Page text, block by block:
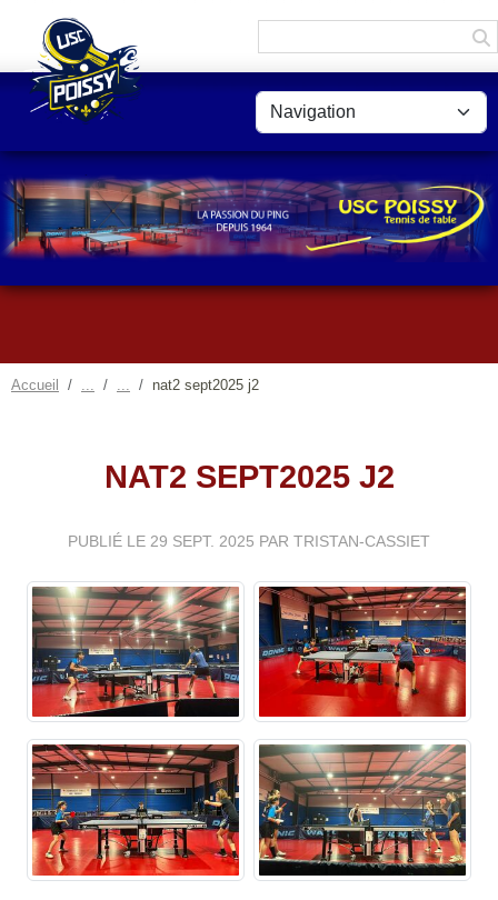
Accueil nat2 sept2025 j2
NAT2 SEPT2025 J2
PUBLIÉ LE 29 SEPT. 2025 PAR TRISTAN-CASSIET